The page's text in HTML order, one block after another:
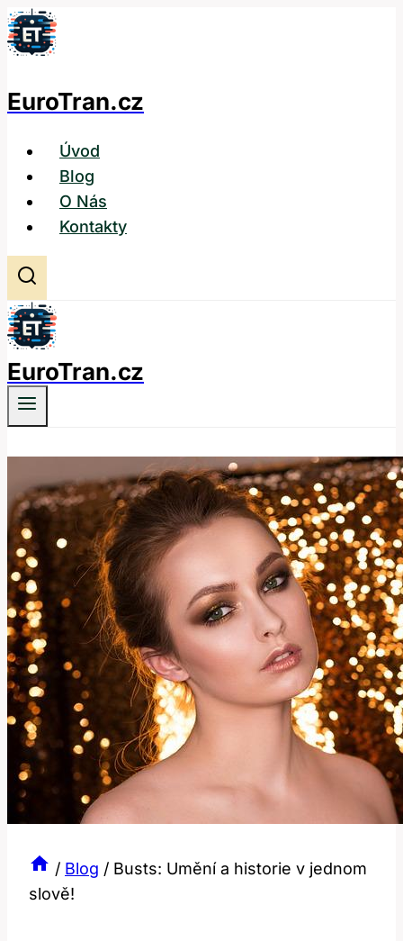
Přeskočit
na
EuroTran.cz
Úvod
Blog
O Nás
Kontakty
EuroTran.cz
/ Blog / Busts: Umění a historie v jednom
slově!